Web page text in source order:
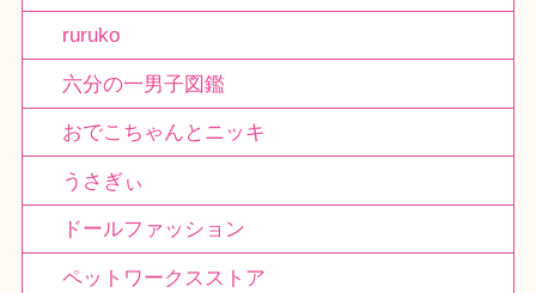
ruruko
六分の一男子図鑑
おでこちゃんとニッキ
うさぎぃ
ドールファッション
ペットワークスストア